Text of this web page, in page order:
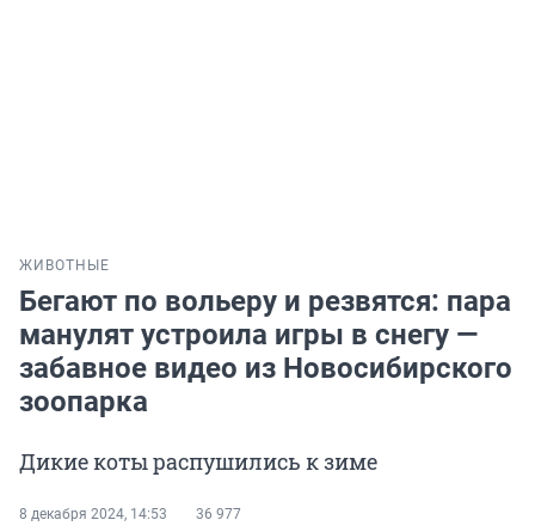
ЖИВОТНЫЕ
Бегают по вольеру и резвятся: пара
манулят устроила игры в снегу —
забавное видео из Новосибирского
зоопарка
Дикие коты распушились к зиме
8 декабря 2024, 14:53 36 977